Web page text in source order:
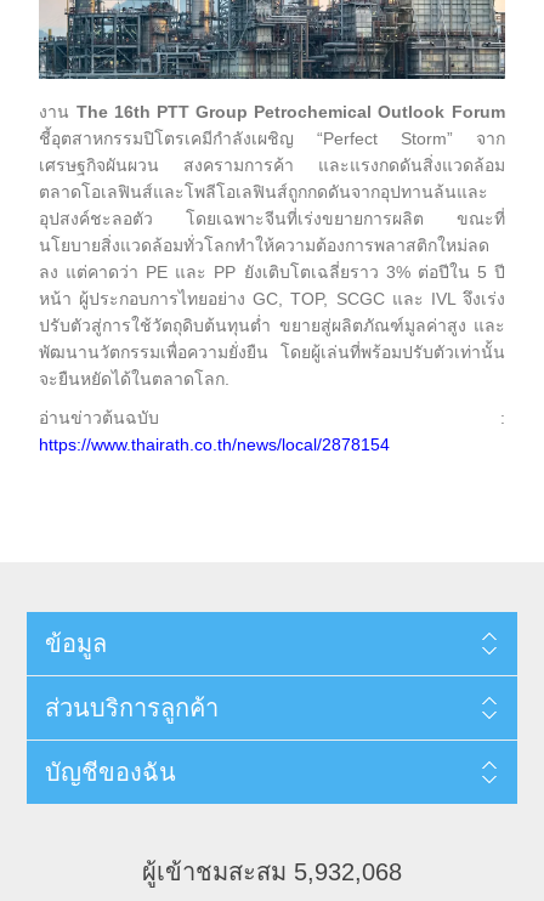
งาน The 16th PTT Group Petrochemical Outlook Forum
ชี้อุตสาหกรรมปิโตรเคมีกำลังเผชิญ “Perfect Storm” จาก
เศรษฐกิจผันผวน สงครามการค้า และแรงกดดันสิ่งแวดล้อม
ตลาดโอเลฟินส์และโพลีโอเลฟินส์ถูกกดดันจากอุปทานล้นและ
อุปสงค์ชะลอตัว โดยเฉพาะจีนที่เร่งขยายการผลิต ขณะที่
นโยบายสิ่งแวดล้อมทั่วโลกทำให้ความต้องการพลาสติกใหม่ลด
ลง แต่คาดว่า PE และ PP ยังเติบโตเฉลี่ยราว 3% ต่อปีใน 5 ปี
หน้า ผู้ประกอบการไทยอย่าง GC, TOP, SCGC และ IVL จึงเร่ง
ปรับตัวสู่การใช้วัตถุดิบต้นทุนต่ำ ขยายสู่ผลิตภัณฑ์มูลค่าสูง และ
พัฒนานวัตกรรมเพื่อความยั่งยืน โดยผู้เล่นที่พร้อมปรับตัวเท่านั้น
จะยืนหยัดได้ในตลาดโลก.
อ่านข่าวต้นฉบับ :
https://www.thairath.co.th/news/local/2878154
ข้อมูล
ส่วนบริการลูกค้า
บัญชีของฉัน
ผู้เข้าชมสะสม 5,932,068